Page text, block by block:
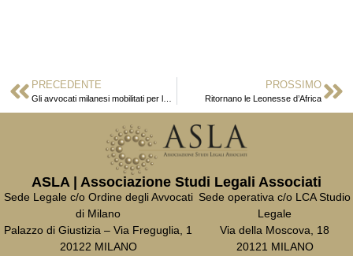
PRECEDENTE PROSSIMO
Ritornano le Leonesse d’Africa
ASLA | Associazione Studi Legali Associati
Sede Legale c/o Ordine degli Avvocati
di Milano
Palazzo di Giustizia – Via Freguglia, 1
20122 MILANO
Sede operativa c/o LCA Studio
Legale
Via della Moscova, 18
20121 MILANO